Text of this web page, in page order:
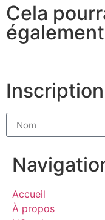
Cela
Accueil
À propos